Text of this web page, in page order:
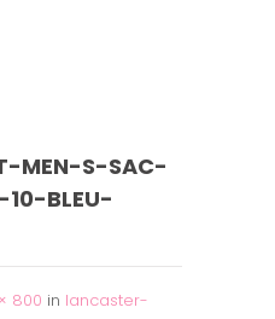
MEN-S-SAC-
10-BLEU-
800 in lancaster-